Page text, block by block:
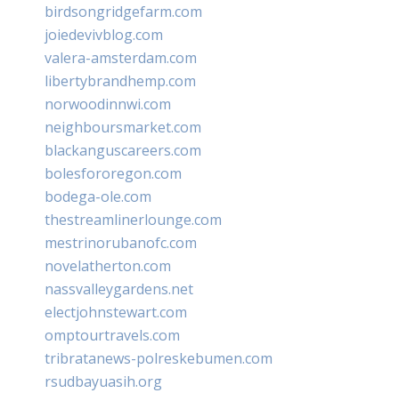
birdsongridgefarm.com
joiedevivblog.com
valera-amsterdam.com
libertybrandhemp.com
norwoodinnwi.com
neighboursmarket.com
blackanguscareers.com
bolesfororegon.com
bodega-ole.com
thestreamlinerlounge.com
mestrinorubanofc.com
novelatherton.com
nassvalleygardens.net
electjohnstewart.com
omptourtravels.com
tribratanews-polreskebumen.com
rsudbayuasih.org